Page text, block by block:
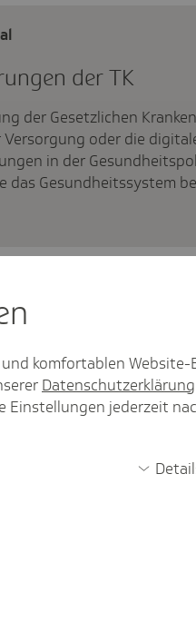
der TK
der Gesetzlichen
Versorgung oder die
in der
das Gesundheitssystem
eines Startups.
Das
Sieben
komfortablen Website-
Datenschutzerklärung
Einstellungen jederzeit